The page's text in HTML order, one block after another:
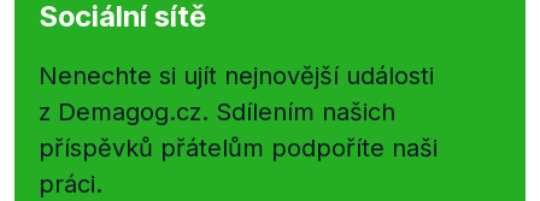
Sociální sítě
Nenechte si ujít nejnovější události
z Demagog.cz. Sdílením našich
příspěvků přátelům podpoříte naši
práci.